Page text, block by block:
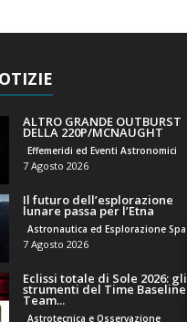
ALTRO GRANDE OUTBURST
DELLA 220P/MCNAUGHT
Effemeridi ed Eventi Astronomici
7 Agosto 2026
Il futuro dell’esplorazione
lunare passa per l’Etna
7 Agosto 2026
Eclissi totale di Sole 2026: gli
strumenti del Time Baseline
Team...
Astrotecnica e Osservazione